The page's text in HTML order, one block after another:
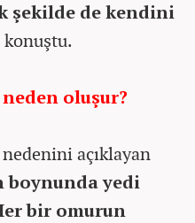
şekilde de kendini
oluşur?
açıklayan
boynunda yedi
bir omurun